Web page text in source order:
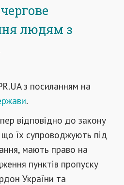
людям з
з посиланням на
.
відповідно до закону
їх супроводжують під
мають право на
пунктів пропуску
України та